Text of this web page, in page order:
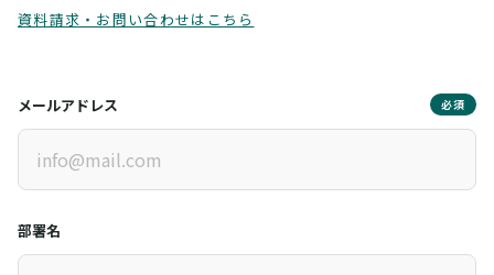
資料請求・お問い合わせはこちら
メールアドレス 必須
部署名